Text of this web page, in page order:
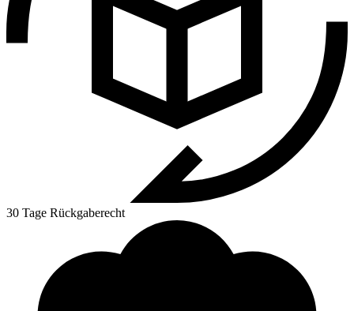
30 Tage Rückgaberecht